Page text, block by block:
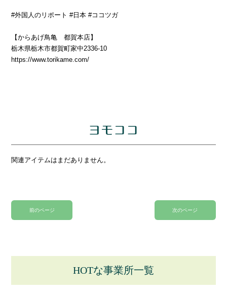
#外国人のリポート #日本 #ココツガ
【からあげ鳥亀 都賀本店】
栃木県栃木市都賀町家中2336-10
https://www.torikame.com/
ヨモココ
関連アイテムはまだありません。
前のページ 次のページ
HOTな事業所一覧